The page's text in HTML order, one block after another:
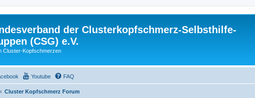
der Clusterkopfschmerz-Selbsthilfe-
(CSG) e.V.
Cluster-Kopfschmerzen
Youtube FAQ
Cluster Kopfschmerz Forum